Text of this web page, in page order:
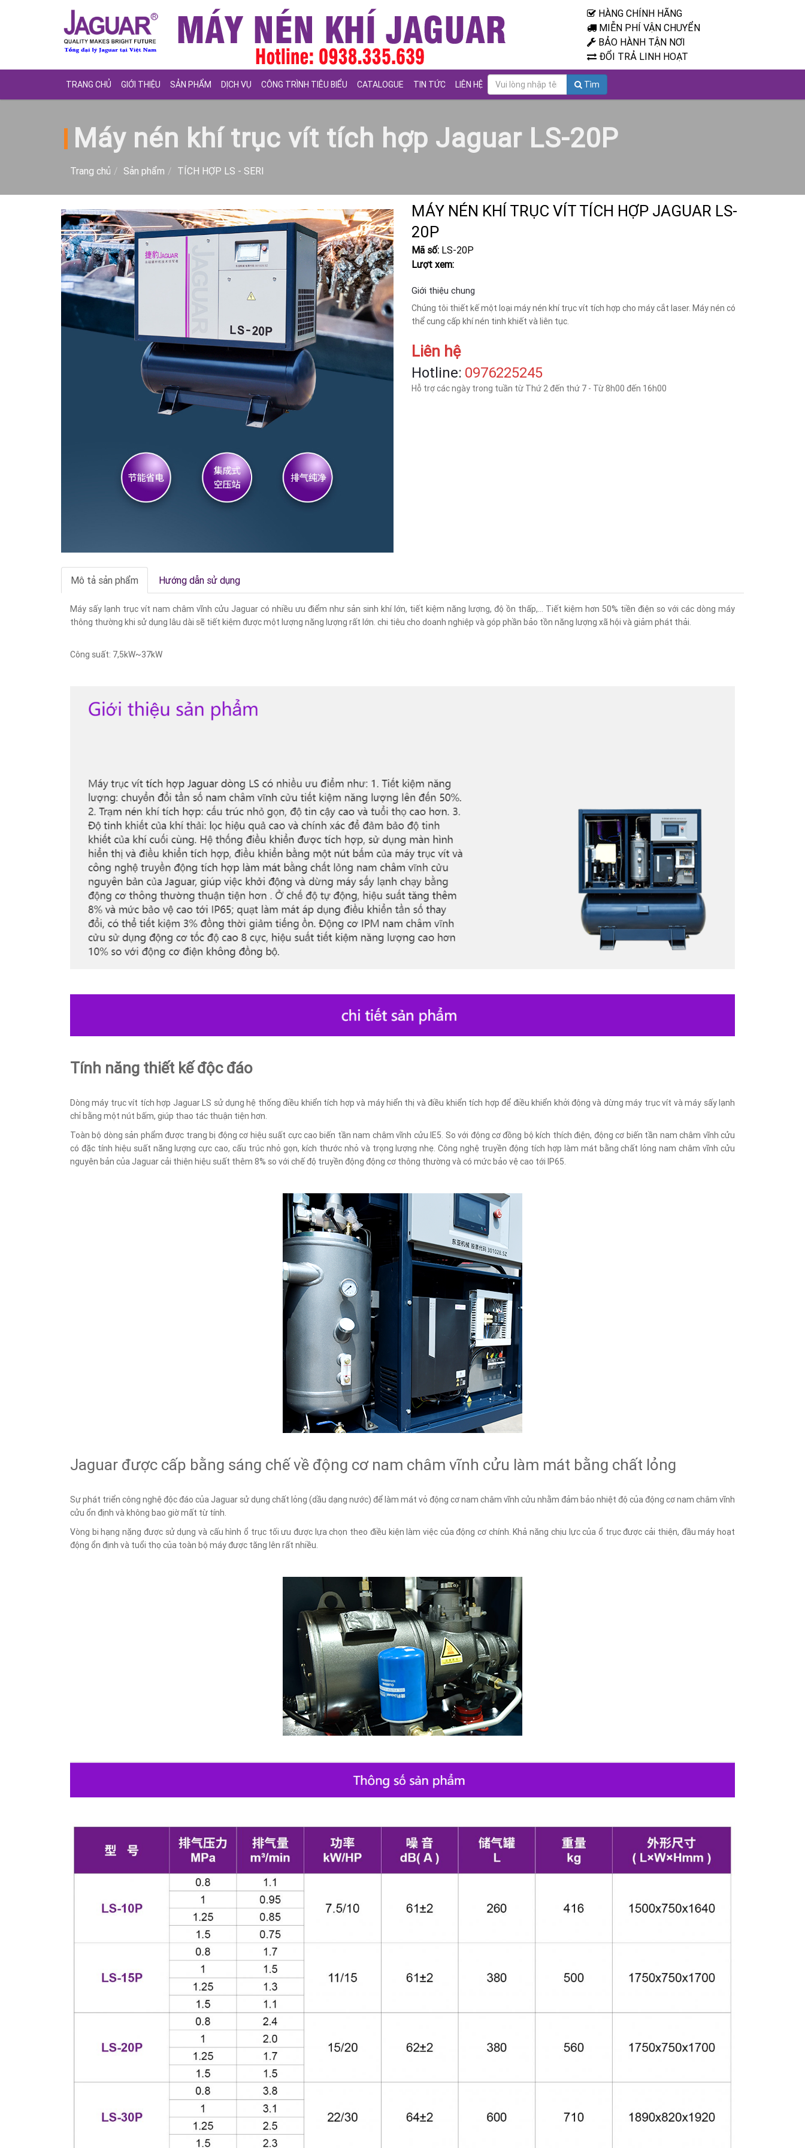
HÀNG CHÍNH HÃNG
MIỄN PHÍ VẬN CHUYỂN
BẢO HÀNH TẬN NƠI
ĐỔI TRẢ LINH HOẠT
TRANG CHỦ GIỚI THIỆU SẢN PHẨM DỊCH VỤ CÔNG TRÌNH TIÊU BIỂU CATALOGUE TIN TỨC LIÊN HỆ Tìm
Máy nén khí trục vít tích hợp Jaguar LS-20P
Trang chủ Sản phẩm TÍCH HỢP LS - SERI
MÁY NÉN KHÍ TRỤC VÍT TÍCH HỢP JAGUAR LS-
20P
Mã số: LS-20P
Lượt xem:
Giới thiệu chung
Chúng tôi thiết kế một loại máy nén khí trục vít tích hợp cho máy cắt laser. Máy nén có
thể cung cấp khí nén tinh khiết và liên tục.
Liên hệ
Hotline: ‎0976225245
Hỗ trợ các ngày trong tuần từ Thứ 2 đến thứ 7 - Từ 8h00 đến 16h00
Mô tả sản phẩm Hướng dẫn sử dụng
Máy sấy lạnh trục vít nam châm vĩnh cửu Jaguar có nhiều ưu điểm như sản sinh khí lớn, tiết kiệm năng lượng, độ ồn thấp,… Tiết kiệm hơn 50% tiền điện so với các dòng máy
thông thường khi sử dụng lâu dài sẽ tiết kiệm được một lượng năng lượng rất lớn. chi tiêu cho doanh nghiệp và góp phần bảo tồn năng lượng xã hội và giảm phát thải.
Công suất: 7,5kW~37kW
Tính năng thiết kế độc đáo
Dòng máy trục vít tích hợp Jaguar LS sử dụng hệ thống điều khiển tích hợp và máy hiển thị và điều khiển tích hợp để điều khiển khởi động và dừng máy trục vít và máy sấy lạnh
chỉ bằng một nút bấm, giúp thao tác thuận tiện hơn.
Toàn bộ dòng sản phẩm được trang bị động cơ hiệu suất cực cao biến tần nam châm vĩnh cửu IE5. So với động cơ đồng bộ kích thích điện, động cơ biến tần nam châm vĩnh cửu
có đặc tính hiệu suất năng lượng cực cao, cấu trúc nhỏ gọn, kích thước nhỏ và trọng lượng nhẹ. Công nghệ truyền động tích hợp làm mát bằng chất lỏng nam châm vĩnh cửu
nguyên bản của Jaguar cải thiện hiệu suất thêm 8% so với chế độ truyền động động cơ thông thường và có mức bảo vệ cao tới IP65.
Jaguar được cấp bằng sáng chế về động cơ nam châm vĩnh cửu làm mát bằng chất lỏng
Sự phát triển công nghệ độc đáo của Jaguar sử dụng chất lỏng (dầu dạng nước) để làm mát vỏ động cơ nam châm vĩnh cửu nhằm đảm bảo nhiệt độ của động cơ nam châm vĩnh
cửu ổn định và không bao giờ mất từ ​​tính.
Vòng bi hạng nặng được sử dụng và cấu hình ổ trục tối ưu được lựa chọn theo điều kiện làm việc của động cơ chính. Khả năng chịu lực của ổ trục được cải thiện, đầu máy hoạt
động ổn định và tuổi thọ của toàn bộ máy được tăng lên rất nhiều.